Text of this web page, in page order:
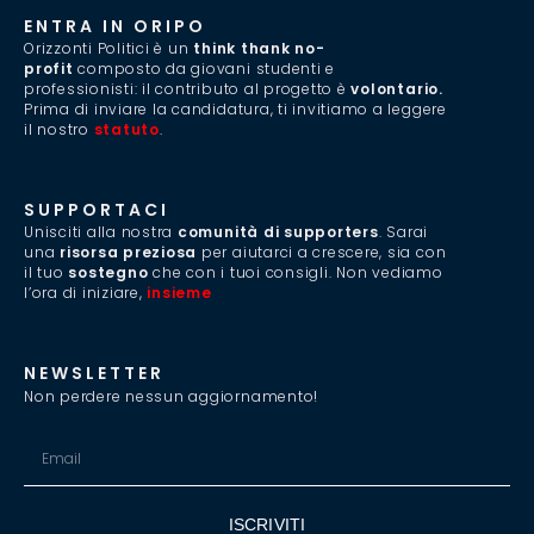
ENTRA IN ORIPO
Orizzonti Politici è un think thank no-
profit composto da giovani studenti e
professionisti: il contributo al progetto èvolontario.
Prima di inviare la candidatura, ti invitiamo a leggere
il nostro statuto.
SUPPORTACI
Unisciti alla nostra comunità di supporters. Sarai
una risorsa preziosa per aiutarci a crescere, sia con
il tuo sostegno che con i tuoi consigli. Non vediamo
l’ora di iniziare, insieme
NEWSLETTER
Non perdere nessun aggiornamento!
ISCRIVITI